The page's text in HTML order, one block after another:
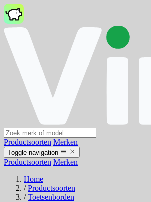
Productsoorten Merken
Toggle navigation
Productsoorten Merken
Home
/ Productsoorten
/ Toetsenborden